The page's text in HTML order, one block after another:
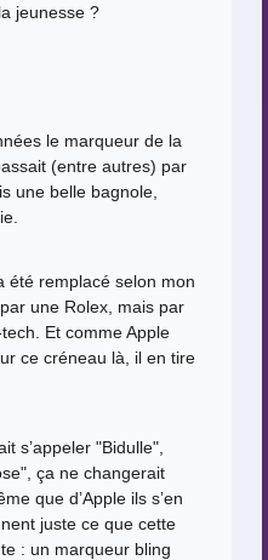
jeunesse ?
le marqueur de la
(entre autres) par
une belle bagnole,
été remplacé selon mon
une Rolex, mais par
Et comme Apple
ce créneau là, il en tire
s’appeler "Bidulle",
ça ne changerait
que d’Apple ils s’en
juste ce que cette
: un marqueur bling